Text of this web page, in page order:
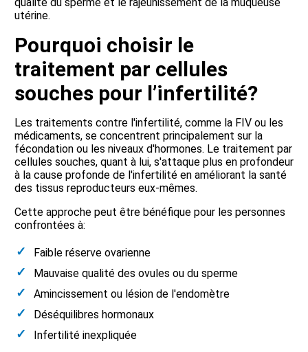
utérine.
Pourquoi choisir le
traitement par cellules
souches pour l’infertilité?
Les traitements contre l'infertilité, comme la FIV ou les
médicaments, se concentrent principalement sur la
fécondation ou les niveaux d'hormones. Le traitement par
cellules souches, quant à lui, s'attaque plus en profondeur
à la cause profonde de l'infertilité en améliorant la santé
des tissus reproducteurs eux-mêmes.
Cette approche peut être bénéfique pour les personnes
confrontées à:
Faible réserve ovarienne
Mauvaise qualité des ovules ou du sperme
Amincissement ou lésion de l'endomètre
Déséquilibres hormonaux
Infertilité inexpliquée